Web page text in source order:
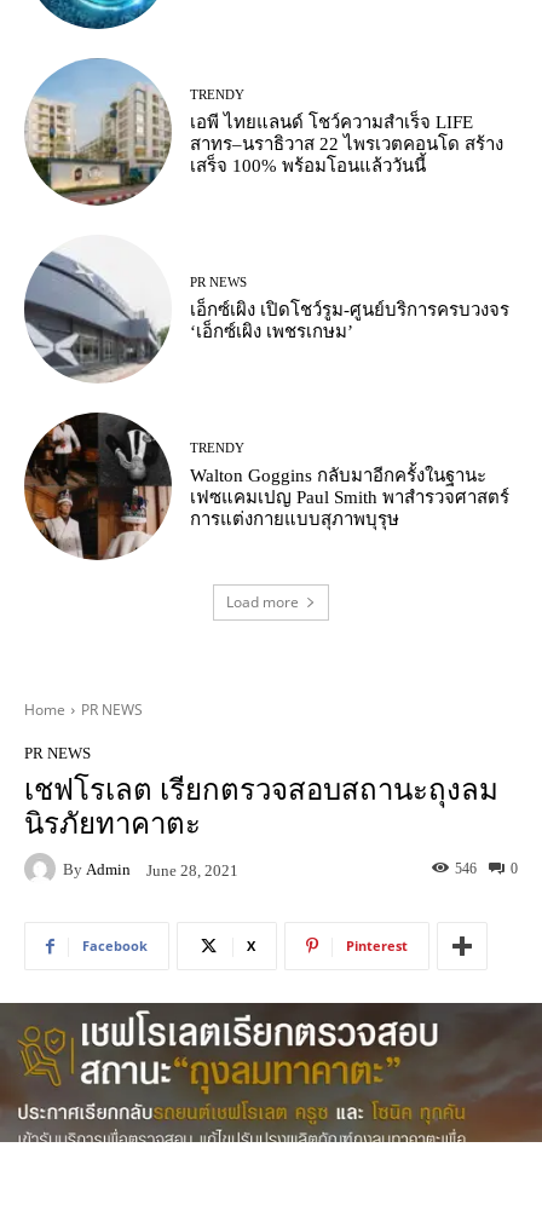
TRENDY
เอพี ไทยแลนด์ โชว์ความสำเร็จ LIFE
สาทร–นราธิวาส 22 ไพรเวตคอนโด สร้าง
เสร็จ 100% พร้อมโอนแล้ววันนี้
PR NEWS
เอ็กซ์เผิง เปิดโชว์รูม-ศูนย์บริการครบวงจร
‘เอ็กซ์เผิง เพชรเกษม’
TRENDY
Walton Goggins กลับมาอีกครั้งในฐานะ
เฟซแคมเปญ Paul Smith พาสำรวจศาสตร์
การแต่งกายแบบสุภาพบุรุษ
Load more